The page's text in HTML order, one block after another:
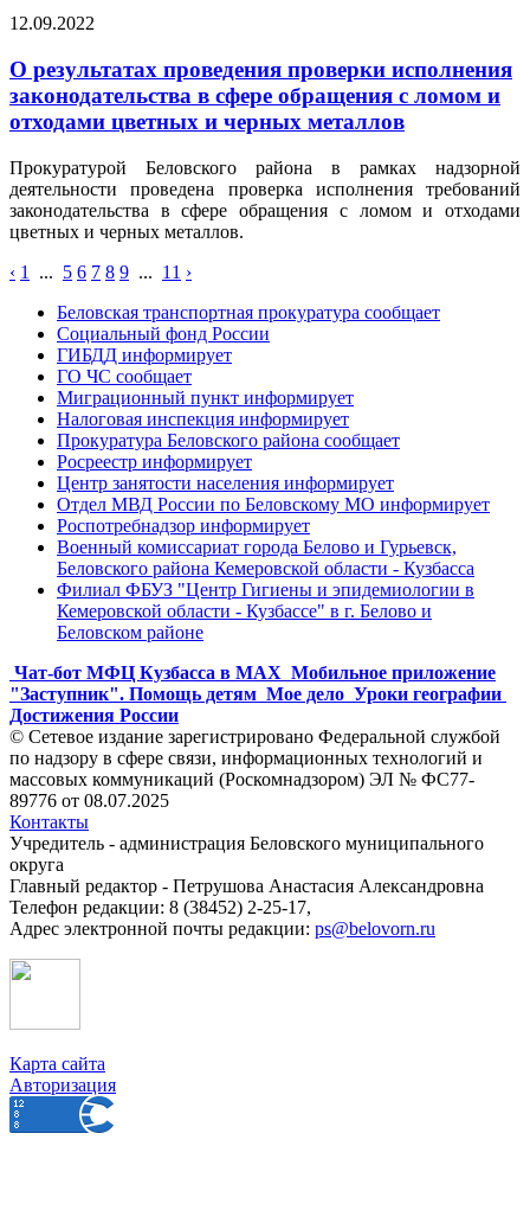
12.09.2022
О результатах проведения проверки исполнения
законодательства в сфере обращения с ломом и
отходами цветных и черных металлов
Прокуратурой Беловского района в рамках надзорной
деятельности проведена проверка исполнения требований
законодательства в сфере обращения с ломом и отходами
цветных и черных металлов.
‹ 1 ... 5 6 7 8 9 ... 11 ›
Беловская транспортная прокуратура сообщает
Социальный фонд России
ГИБДД информирует
ГО ЧС сообщает
Миграционный пункт информирует
Налоговая инспекция информирует
Прокуратура Беловского района сообщает
Росреестр информирует
Центр занятости населения информирует
Отдел МВД России по Беловскому МО информирует
Роспотребнадзор информирует
Военный комиссариат города Белово и Гурьевск,
Беловского района Кемеровской области - Кузбасса
Филиал ФБУЗ "Центр Гигиены и эпидемиологии в
Кемеровской области - Кузбассе" в г. Белово и
Беловском районе
Чат-бот МФЦ Кузбасса в MAX Мобильное приложение
"Заступник". Помощь детям Мое дело Уроки географии
Достижения России
© Сетевое издание зарегистрировано Федеральной службой
по надзору в сфере связи, информационных технологий и
массовых коммуникаций (Роскомнадзором) ЭЛ № ФС77-
89776 от 08.07.2025
Контакты
Учредитель - администрация Беловского муниципального
округа
Главный редактор - Петрушова Анастасия Александровна
Телефон редакции: 8 (38452) 2-25-17,
Адрес электронной почты редакции: ps@belovorn.ru
Карта сайта
Авторизация